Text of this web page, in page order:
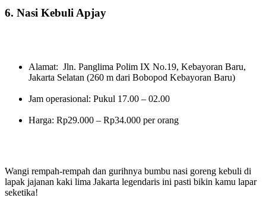
6. Nasi Kebuli Apjay
Alamat: Jln. Panglima Polim IX No.19, Kebayoran Baru,
Jakarta Selatan (260 m dari Bobopod Kebayoran Baru)
Jam operasional: Pukul 17.00 – 02.00
Harga: Rp29.000 – Rp34.000 per orang
Wangi rempah-rempah dan gurihnya bumbu nasi goreng kebuli di
lapak jajanan kaki lima Jakarta legendaris ini pasti bikin kamu lapar
seketika!